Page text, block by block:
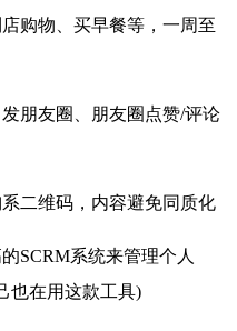
物、买早餐等，一周至
友圈、朋友圈点赞/评论
维码，内容避免同质化
系统来管理个人
也在用这款工具)